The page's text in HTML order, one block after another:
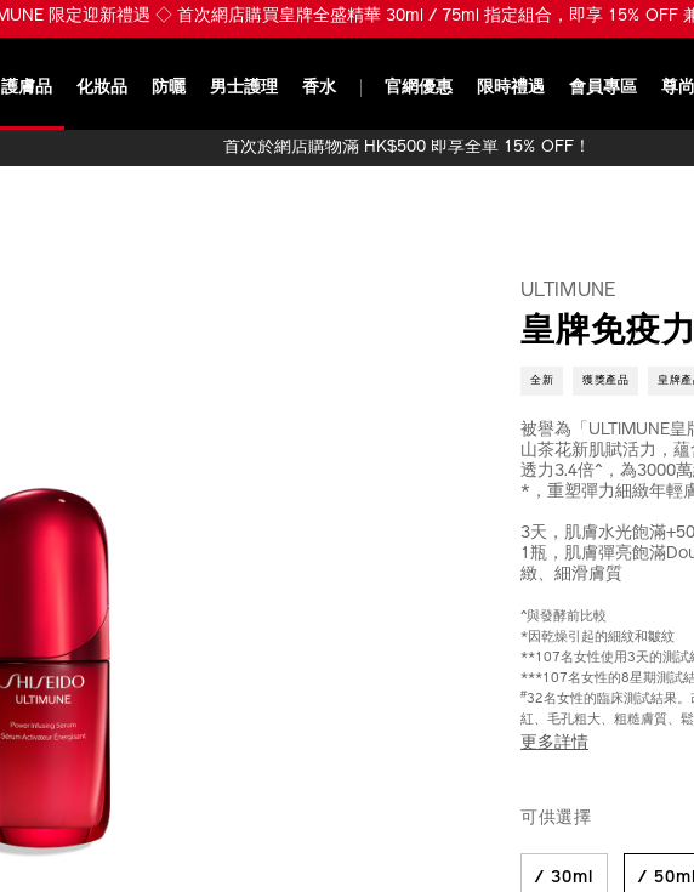
※ 煥發 Plumpy Glowy Skin ※ 入門首選 ULTIMUNE 皇牌全盛精華 30ml 組合 HK$650 (總
護膚品 化妝品 防曬 男士護理 香水 官網優惠 限時禮遇 會員專區 尊
首次於網店購物滿 HK$500 即享全單 15% OFF！
ULTIMUNE
皇牌免疫
全新 獲獎產品 皇牌產
被譽為「ULTIMUNE
山茶花新肌賦活力，
透力3.4倍^，為3000
*，重塑彈力細緻年輕
3天，肌膚水光飽滿
1瓶，肌膚彈亮飽滿
緻、細滑膚質
^與發酵前比較
*因乾燥引起的細紋和皺紋
**107名女性使用3天的測試
***107名女性的8星期測試
#32名女性的臨床測試結果
紅、毛孔粗大、粗糙膚質、
更多詳情
編
號：
10122390201_hk
可供選擇
/ 30ml / 50ml